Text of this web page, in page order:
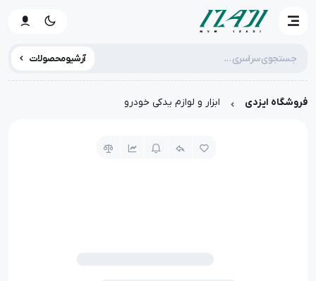
آرشیو محصولات
فروشگاه ایزدی ابزار و لوازم یدکی خودرو